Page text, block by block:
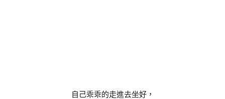
自己乖乖的走進去坐好，